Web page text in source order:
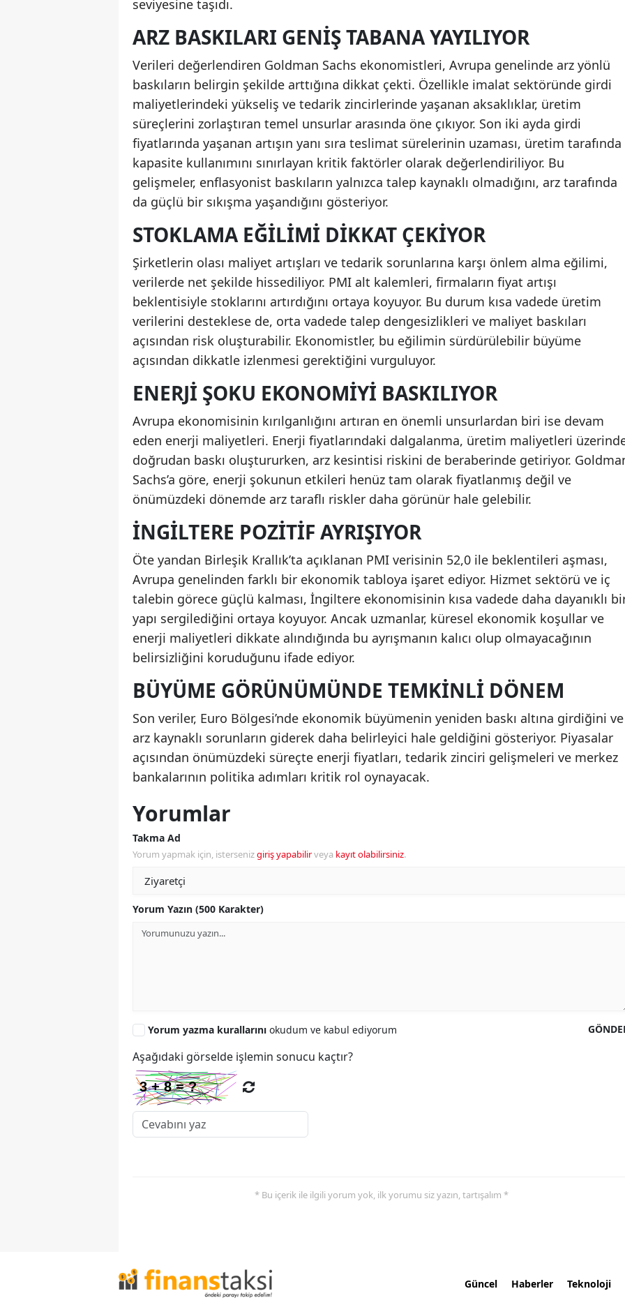
seviyesine taşıdı.
ARZ BASKILARI GENIŞ TABANA YAYILIYOR
Verileri değerlendiren Goldman Sachs ekonomistleri, Avrupa genelinde arz yönlü
baskıların belirgin şekilde arttığına dikkat çekti. Özellikle imalat sektöründe girdi
maliyetlerindeki yükseliş ve tedarik zincirlerinde yaşanan aksaklıklar, üretim
süreçlerini zorlaştıran temel unsurlar arasında öne çıkıyor. Son iki ayda girdi
fiyatlarında yaşanan artışın yanı sıra teslimat sürelerinin uzaması, üretim tarafında
kapasite kullanımını sınırlayan kritik faktörler olarak değerlendiriliyor. Bu
gelişmeler, enflasyonist baskıların yalnızca talep kaynaklı olmadığını, arz tarafında
da güçlü bir sıkışma yaşandığını gösteriyor.
STOKLAMA EĞILIMI DIKKAT ÇEKIYOR
Şirketlerin olası maliyet artışları ve tedarik sorunlarına karşı önlem alma eğilimi,
verilerde net şekilde hissediliyor. PMI alt kalemleri, firmaların fiyat artışı
beklentisiyle stoklarını artırdığını ortaya koyuyor. Bu durum kısa vadede üretim
verilerini desteklese de, orta vadede talep dengesizlikleri ve maliyet baskıları
açısından risk oluşturabilir. Ekonomistler, bu eğilimin sürdürülebilir büyüme
açısından dikkatle izlenmesi gerektiğini vurguluyor.
ENERJI ŞOKU EKONOMIYI BASKILIYOR
Avrupa ekonomisinin kırılganlığını artıran en önemli unsurlardan biri ise devam
eden enerji maliyetleri. Enerji fiyatlarındaki dalgalanma, üretim maliyetleri
doğrudan baskı oluştururken, arz kesintisi riskini de beraberinde getiriyor.
Sachs’a göre, enerji şokunun etkileri henüz tam olarak fiyatlanmış değil ve
önümüzdeki dönemde arz taraflı riskler daha görünür hale gelebilir.
İNGILTERE POZITIF AYRIŞIYOR
Öte yandan Birleşik Krallık’ta açıklanan PMI verisinin 52,0 ile beklentileri aşması,
Avrupa genelinden farklı bir ekonomik tabloya işaret ediyor. Hizmet sektörü ve iç
talebin görece güçlü kalması, İngiltere ekonomisinin kısa vadede daha dayanıklı
yapı sergilediğini ortaya koyuyor. Ancak uzmanlar, küresel ekonomik koşullar ve
enerji maliyetleri dikkate alındığında bu ayrışmanın kalıcı olup olmayacağının
belirsizliğini koruduğunu ifade ediyor.
BÜYÜME GÖRÜNÜMÜNDE TEMKINLI DÖNEM
Son veriler, Euro Bölgesi’nde ekonomik büyümenin yeniden baskı altına girdiğini ve
arz kaynaklı sorunların giderek daha belirleyici hale geldiğini gösteriyor. Piyasalar
açısından önümüzdeki süreçte enerji fiyatları, tedarik zinciri gelişmeleri ve merkez
bankalarının politika adımları kritik rol oynayacak.
Yorumlar
Takma Ad
Yorum yapmak için, istersenizgiriş yapabilirveya kayıt olabilirsiniz.
Yorum Yazın (500 Karakter)
Yorum yazma kurallarını okudum ve kabul ediyorum
Aşağıdaki görselde işlemin sonucu kaçtır?
* Bu içerik ile ilgili yorum yok, ilk yorumu siz yazın, tartışalım *
Güncel Haberler Teknoloji